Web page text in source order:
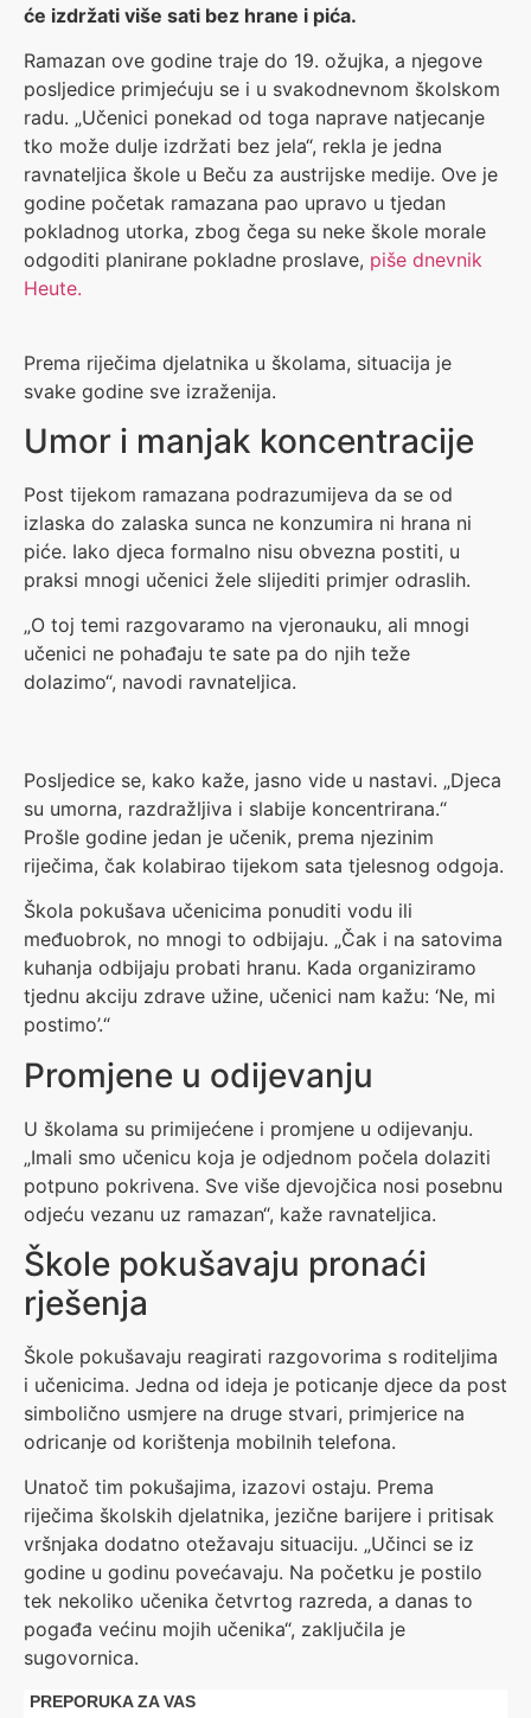
će izdržati više sati bez hrane i pića.
Ramazan ove godine traje do 19. ožujka, a njegove
posljedice primjećuju se i u svakodnevnom školskom
radu. „Učenici ponekad od toga naprave natjecanje
tko može dulje izdržati bez jela“, rekla je jedna
ravnateljica škole u Beču za austrijske medije. Ove je
godine početak ramazana pao upravo u tjedan
pokladnog utorka, zbog čega su neke škole morale
odgoditi planirane pokladne proslave, piše dnevnik
Heute.
Prema riječima djelatnika u školama, situacija je
svake godine sve izraženija.
Umor i manjak koncentracije
Post tijekom ramazana podrazumijeva da se od
izlaska do zalaska sunca ne konzumira ni hrana ni
piće. Iako djeca formalno nisu obvezna postiti, u
praksi mnogi učenici žele slijediti primjer odraslih.
„O toj temi razgovaramo na vjeronauku, ali mnogi
učenici ne pohađaju te sate pa do njih teže
dolazimo“, navodi ravnateljica.
Posljedice se, kako kaže, jasno vide u nastavi. „Djeca
su umorna, razdražljiva i slabije koncentrirana.“
Prošle godine jedan je učenik, prema njezinim
riječima, čak kolabirao tijekom sata tjelesnog odgoja.
Škola pokušava učenicima ponuditi vodu ili
međuobrok, no mnogi to odbijaju. „Čak i na satovima
kuhanja odbijaju probati hranu. Kada organiziramo
tjednu akciju zdrave užine, učenici nam kažu: ‘Ne, mi
postimo’.“
Promjene u odijevanju
U školama su primijećene i promjene u odijevanju.
„Imali smo učenicu koja je odjednom počela dolaziti
potpuno pokrivena. Sve više djevojčica nosi posebnu
odjeću vezanu uz ramazan“, kaže ravnateljica.
Škole pokušavaju pronaći
rješenja
Škole pokušavaju reagirati razgovorima s roditeljima
i učenicima. Jedna od ideja je poticanje djece da post
simbolično usmjere na druge stvari, primjerice na
odricanje od korištenja mobilnih telefona.
Unatoč tim pokušajima, izazovi ostaju. Prema
riječima školskih djelatnika, jezične barijere i pritisak
vršnjaka dodatno otežavaju situaciju. „Učinci se iz
godine u godinu povećavaju. Na početku je postilo
tek nekoliko učenika četvrtog razreda, a danas to
pogađa većinu mojih učenika“, zaključila je
sugovornica.